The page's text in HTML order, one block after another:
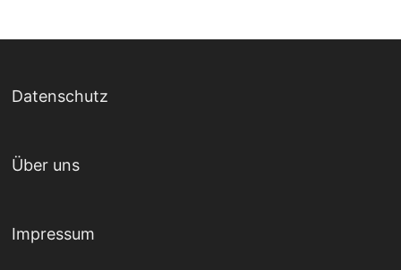
Datenschutz
Über uns
Impressum